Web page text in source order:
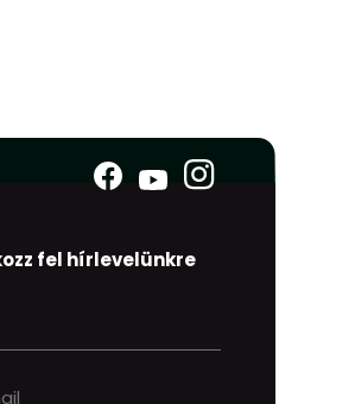
fel hírlevelünkre